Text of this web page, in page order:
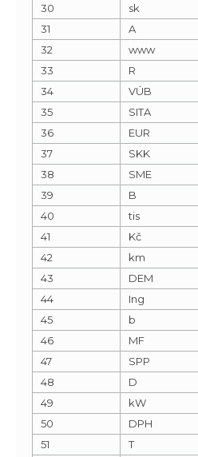
30
sk
31
A
32
www
33
R
34
VÚB
35
SITA
36
EUR
37
SKK
38
SME
39
B
40
tis
41
Kč
42
km
43
DEM
44
Ing
45
b
46
MF
47
SPP
48
D
49
kW
50
DPH
51
T